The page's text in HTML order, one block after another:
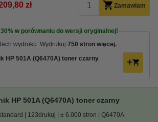
zł Zamawiam
30% w porównaniu do wersji oryginalnej!
wydruku. Wydrukuj 750 stron więcej.
HP 501A (Q6470A) toner czarny
HP 501A (Q6470A) toner czarny
123drukuj ± 6.000 stron Q6470A